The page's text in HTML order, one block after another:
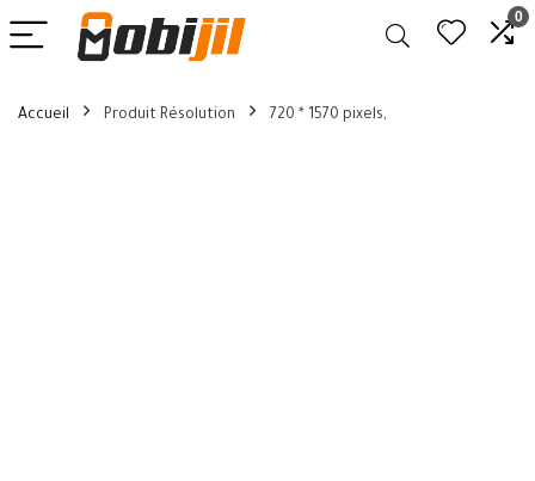
0
Accueil Produit Résolution 720 * 1570 pixels,